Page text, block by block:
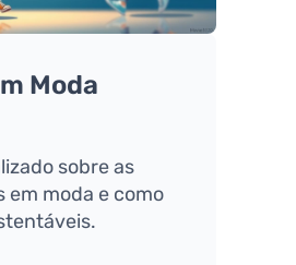
Moda
sobre as
moda e como